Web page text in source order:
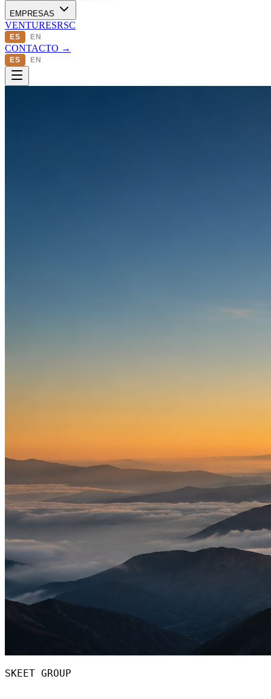
EMPRESAS
VENTURESRSC
ES EN
CONTACTO →
ES EN
SKEET GROUP